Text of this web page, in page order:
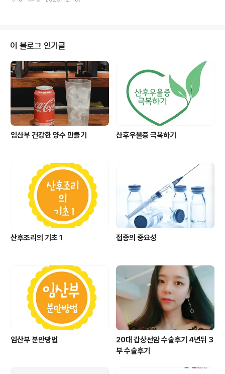
장하고 있는지 판단하고 출산 예정일을 추정하는데 도움이
잠자기 전 2~3분 정도 하는 것이 가장 좋은데, 세균이 침
투하지 않도록 손을 깨끗이 씻고 손톱도 짧게 정리해 유두
에 상처가 나지 않게 한다. 마사지를 꾸준히 하면 유방의 혈
액순환이 좋아지고 유선 발육이 촉진되어 모유가 잘 나온
다. 단, 유두를 지나치게 자극하면 옥시토신이라는 호르몬
이 분비돼 자궁이 수축할 수 있으므..
이 블로그 인기글
임산부 건강한 양수 만들기 산후우울증 극복하기
산후조리의 기초 1 접종의 중요성
임산부 분만방법
20대 갑상선암 수술후기 4년뒤 3
부 수술후기